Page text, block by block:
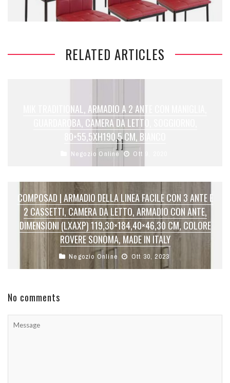
RELATED ARTICLES
MIK TRADITIONAL, ARMADIO A 2 ANTE CON MANIGLIA,
GUARDAROBA, CAMERA DA LETTO, SOGGIORNO,
80×55,5XH190,5 CM, BIANCO
Negozio Online Ott 9, 2020
COMPOSAD | ARMADIO DELLA LINEA FACILE CON 3 ANTE E
2 CASSETTI, CAMERA DA LETTO, ARMADIO CON ANTE,
DIMENSIONI (LXAXP) 119,30×184,40×46,30 CM, COLORE
ROVERE SONOMA, MADE IN ITALY
Negozio Online Ott 30, 2023
No comments